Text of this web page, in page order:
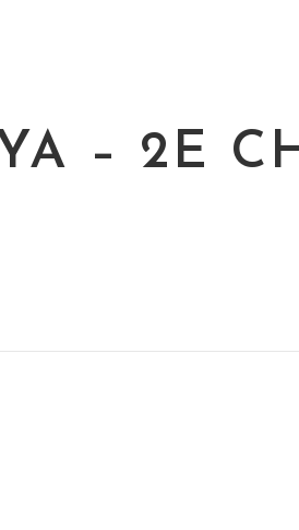
– 2E